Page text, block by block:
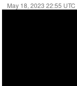
May 18, 2023 22:55 UTC